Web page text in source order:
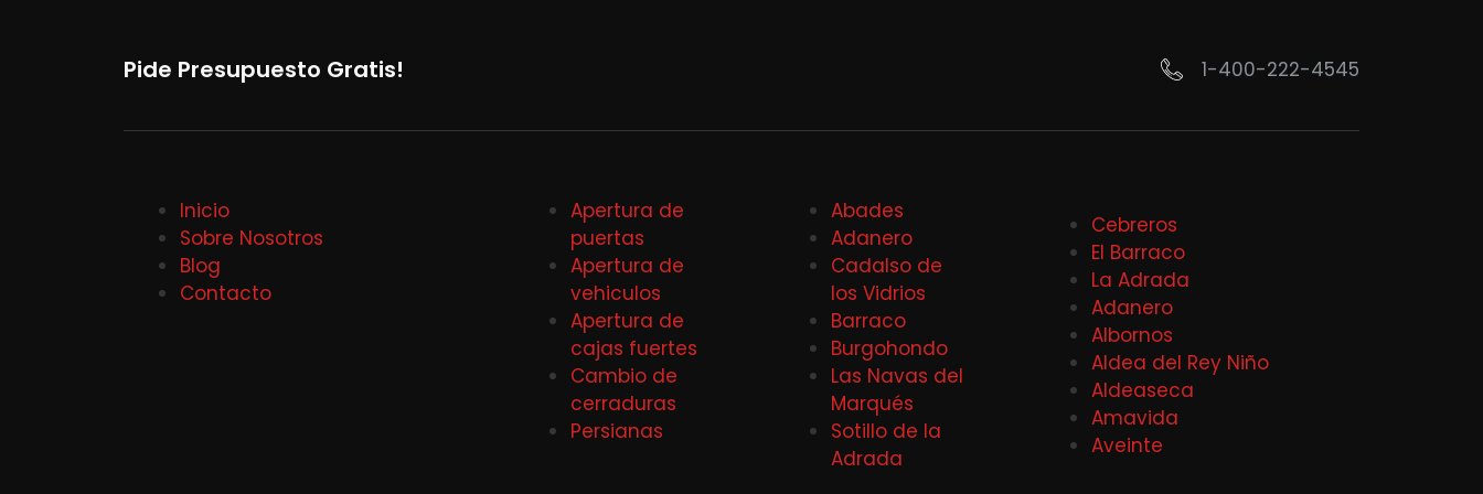
Pide Presupuesto Gratis! 1-400-222-4545
Inicio
Sobre Nosotros
Blog
Contacto
Apertura de
puertas
Apertura de
vehiculos
Apertura de
cajas fuertes
Cambio de
cerraduras
Persianas
Abades
Adanero
Cadalso de
los Vidrios
Barraco
Burgohondo
Las Navas del
Marqués
Sotillo de la
Adrada
Cebreros
El Barraco
La Adrada
Adanero
Albornos
Aldea del Rey Niño
Aldeaseca
Amavida
Aveinte